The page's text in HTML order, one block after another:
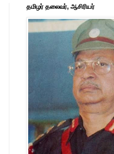
தமிழர் தலைவர், ஆசிரியர்